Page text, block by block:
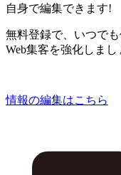
自身で編集できます!
無料登録で、いつで
Web集客を強化しまし
情報の編集はこちら